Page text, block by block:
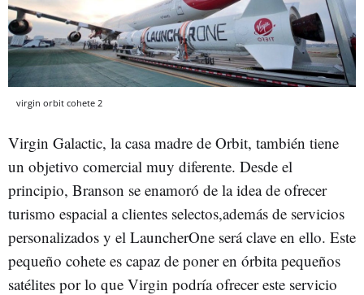
virgin orbit cohete 2
Virgin Galactic, la casa madre de Orbit, también tiene
un objetivo comercial muy diferente. Desde el
principio, Branson se enamoró de la idea de ofrecer
turismo espacial a clientes selectos,además de servicios
personalizados y el LauncherOne será clave en ello. Este
pequeño cohete es capaz de poner en órbita pequeños
satélites por lo que Virgin podría ofrecer este servicio